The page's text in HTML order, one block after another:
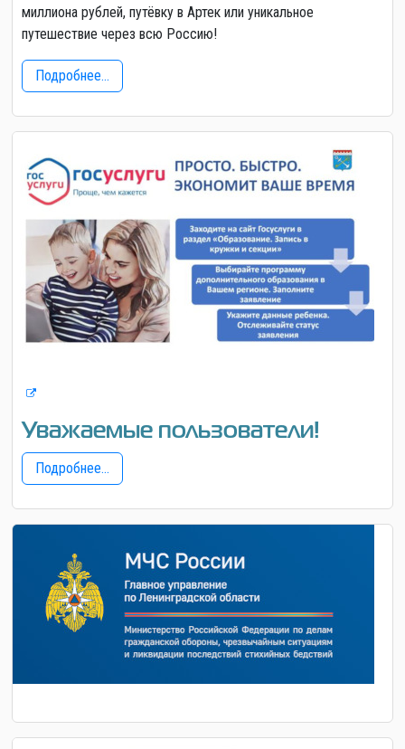
миллиона рублей, путёвку в Артек или уникальное
путешествие через всю Россию!
Подробнее...
Уважаемые пользователи!
Подробнее...